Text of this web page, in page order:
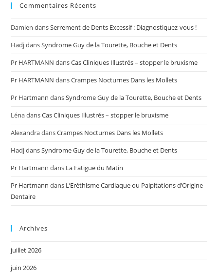
Commentaires Récents
Damien dansSerrement de Dents Excessif : Diagnostiquez-vous !
HadjdansSyndrome Guy de la Tourette, Bouche et Dents
Pr HARTMANN dansCas Cliniques Illustrés – stopper le bruxisme
Pr HARTMANN dansCrampes Nocturnes Dans les Mollets
Pr Hartmann dansSyndrome Guy de la Tourette, Bouche et Dents
LénadansCas Cliniques Illustrés – stopper le bruxisme
AlexandradansCrampes Nocturnes Dans les Mollets
HadjdansSyndrome Guy de la Tourette, Bouche et Dents
Pr Hartmann dans La Fatigue du Matin
Pr Hartmann dans L’Eréthisme Cardiaque ou Palpitations d’Origine
Dentaire
Archives
juillet 2026
juin 2026